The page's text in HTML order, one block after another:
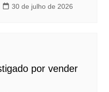
30 de julho de 2026
por vender